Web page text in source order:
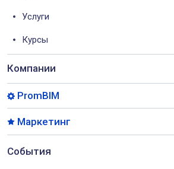
Услуги
Курсы
Компании
PromBIM
Маркетинг
События